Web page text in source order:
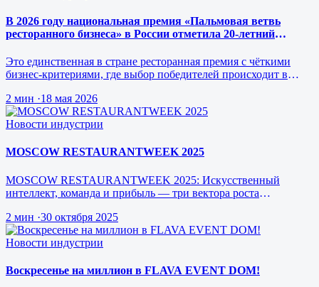
В 2026 году национальная премия «Пальмовая ветвь
ресторанного бизнеса» в России отметила 20-летний
Это единственная в стране ресторанная премия с чёткими
бизнес-критериями, где выбор победителей происходит в
2 мин ·18 мая 2026
Новости индустрии
MOSCOW RESTAURANTWEEK 2025
MOSCOW RESTAURANTWEEK 2025: Искусственный
интеллект, команда и прибыль — три вектора роста
2 мин ·30 октября 2025
Новости индустрии
Воскресенье на миллион в FLAVA EVENT DOM!